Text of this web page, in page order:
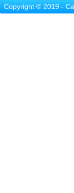
Copyright © 2019 -